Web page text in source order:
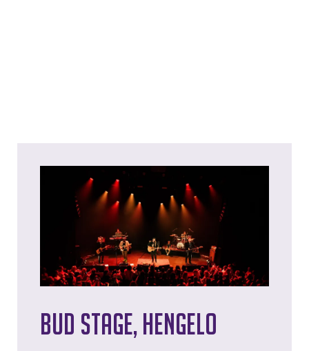
Bud Stage, Hengelo